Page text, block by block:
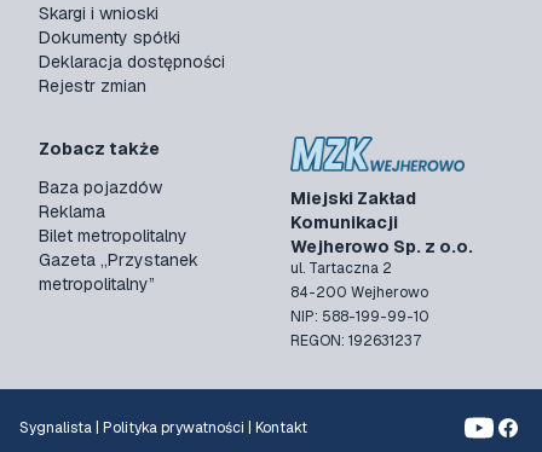
Miejski Zakład
Komunikacji
Wejherowo Sp. z o.o.
ul. Tartaczna 2
84-200 Wejherowo
NIP: 588-199-99-10
REGON: 192631237
Skargi i wnioski
Dokumenty spółki
Deklaracja dostępności
Rejestr zmian
Zobacz także
Baza pojazdów
Reklama
Bilet metropolitalny
Gazeta „Przystanek
metropolitalny”
Sygnalista Polityka prywatności Kontakt